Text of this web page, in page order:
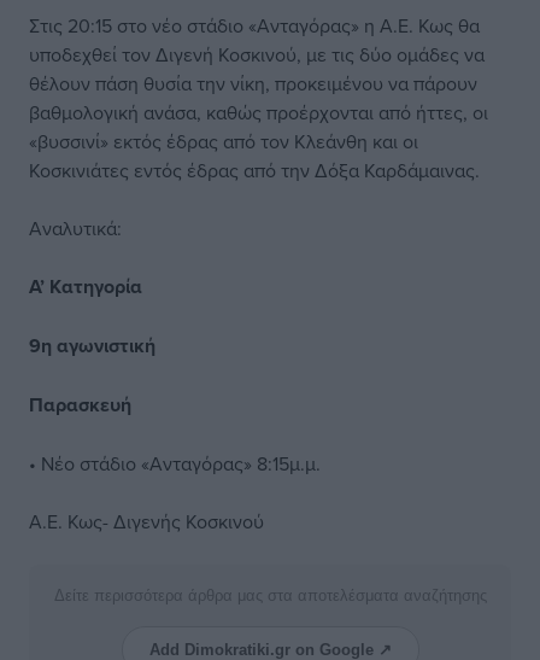
Στις 20:15 στο νέο στάδιο «Ανταγόρας» η Α.Ε. Κως θα
υποδεχθεί τον Διγενή Κοσκινού, με τις δύο ομάδες να
θέλουν πάση θυσία την νίκη, προκειμένου να πάρουν
βαθμολογική ανάσα, καθώς προέρχονται από ήττες, οι
«βυσσινί» εκτός έδρας από τον Κλεάνθη και οι
Κοσκινιάτες εντός έδρας από την Δόξα Καρδάμαινας.
Αναλυτικά:
Α’ Κατηγορία
9η αγωνιστική
Παρασκευή
• Νέο στάδιο «Ανταγόρας» 8:15μ.μ.
Α.Ε. Κως- Διγενής Κοσκινού
Δείτε περισσότερα άρθρα μας στα αποτελέσματα αναζήτησης
Add Dimokratiki.gr on Google ↗